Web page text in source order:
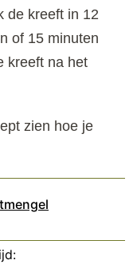
de kreeft in 12
of 15 minuten
kreeft na het
zien hoe je